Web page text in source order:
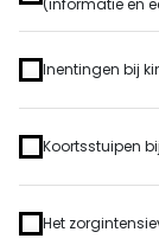
(informatie en
Inentingen bij
Koortsstuipen
Het